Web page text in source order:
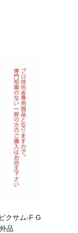
クサム-F G
品